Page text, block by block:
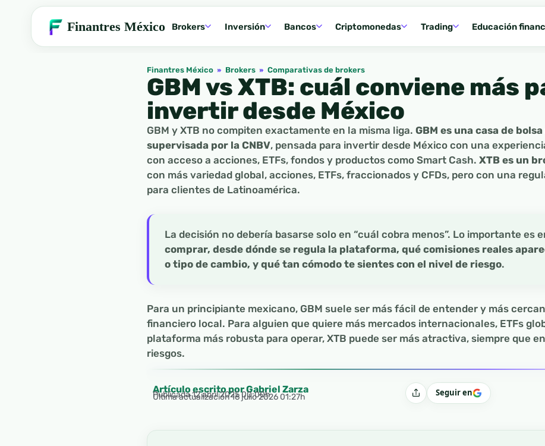
Finantres México Brokers Inversión Bancos Criptomonedas Trading Educación
Finantres México » Brokers » Comparativas de brokers
GBM vs XTB: cuál conviene más
invertir desde México
GBM y XTB no compiten exactamente en la misma liga. GBM es una casa de
supervisada por la CNBV, pensada para invertir desde México con una
con acceso a acciones, ETFs, fondos y productos como Smart Cash. XTB es un
con más variedad global, acciones, ETFs, fraccionados y CFDs, pero con una
para clientes de Latinoamérica.
La decisión no debería basarse solo en “cuál cobra menos”. Lo importante es
comprar, desde dónde se regula la plataforma, qué comisiones reales
o tipo de cambio, y qué tan cómodo te sientes con el nivel de riesgo.
Para un principiante mexicano, GBM suele ser más fácil de entender y más
financiero local. Para alguien que quiere más mercados internacionales, ETFs
plataforma más robusta para operar, XTB puede ser más atractiva, siempre que
riesgos.
Artículo escrito por Gabriel Zarza
Publicada12 abril 2025 00:00h
Última actualización 16 julio 2026 01:27h CompartirSeguir en